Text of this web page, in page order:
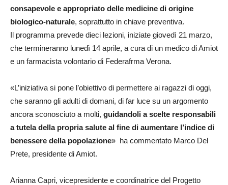
consapevole e appropriato delle medicine di origine
biologico-naturale, soprattutto in chiave preventiva.
Il programma prevede dieci lezioni, iniziate giovedì 21 marzo,
che termineranno lunedì 14 aprile, a cura di un medico di Amiot
e un farmacista volontario di Federafrma Verona.
«L’iniziativa si pone l’obiettivo di permettere ai ragazzi di oggi,
che saranno gli adulti di domani, di far luce su un argomento
ancora sconosciuto a molti, guidandoli a scelte responsabili
a tutela della propria salute al fine di aumentare l’indice di
benessere della popolazione» ha commentato Marco Del
Prete, presidente di Amiot.
Arianna Capri, vicepresidente e coordinatrice del Progetto